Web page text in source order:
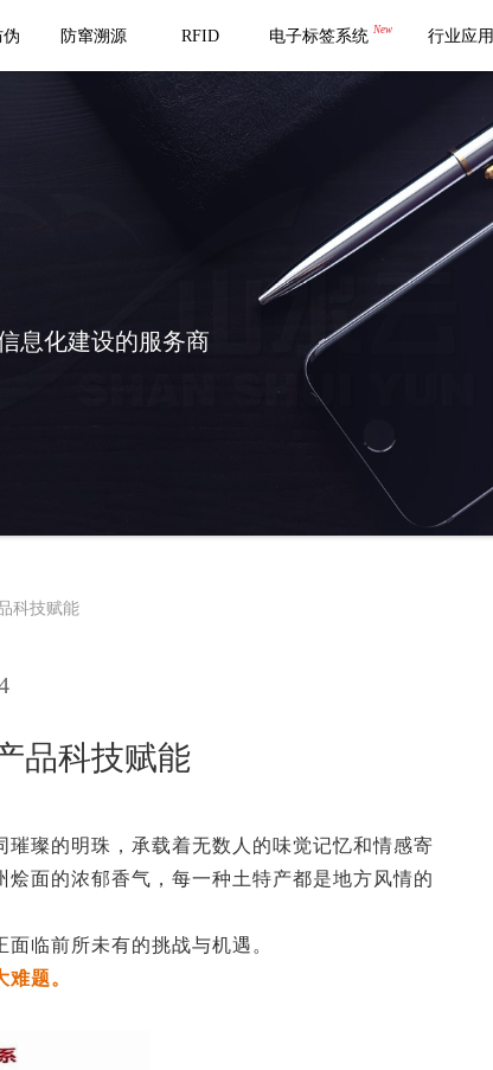
防窜溯源 RFID 电子标签系统 New 行业应用
息化建设的服务商
科技赋能
品科技赋能
璨的明珠，承载着无数人的味觉记忆和情感寄
面的浓郁香气，每一种土特产都是地方风情的
临前所未有的挑战与机遇。
题。